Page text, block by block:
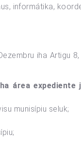
informátika,
iha Artigu
área expediente
munisípiu seluk;